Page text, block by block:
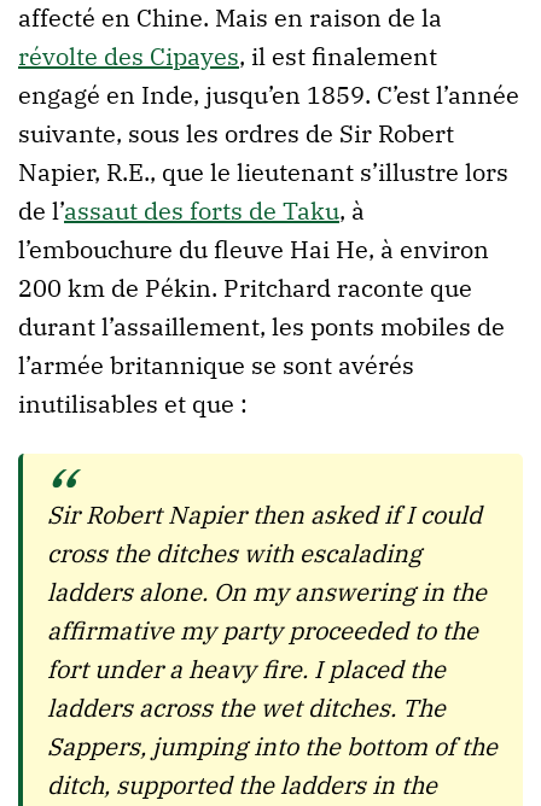
affecté en Chine. Mais en raison de la
révolte des Cipayes, il est finalement
engagé en Inde, jusqu’en 1859. C’est l’année
suivante, sous les ordres de Sir Robert
Napier, R.E., que le lieutenant s’illustre lors
de l’assaut des forts de Taku, à
l’embouchure du fleuve Hai He, à environ
200 km de Pékin. Pritchard raconte que
durant l’assaillement, les ponts mobiles de
l’armée britannique se sont avérés
inutilisables et que :
Sir Robert Napier then asked if I could
cross the ditches with escalading
ladders alone. On my answering in the
affirmative my party proceeded to the
fort under a heavy fire. I placed the
ladders across the wet ditches. The
Sappers, jumping into the bottom of the
ditch, supported the ladders in the